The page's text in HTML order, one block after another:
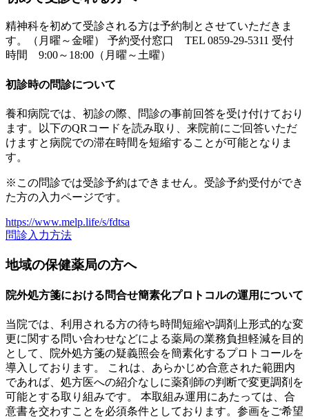
精神科を初めて受診される方は予約制とさせていただきま
す。（月曜～金曜） 予約受付窓口 TEL 0859-29-5311 受付
時間 9:00～18:00（月曜～土曜）
初診時の問診について
養和病院では、初診の際、問診の事前回答を受け付けており
ます。以下のQRコードを読み取り、来院前にご回答いただ
けますと病院での滞在時間を短縮することが可能となりま
す。
※この問診では受診予約はできません。受診予約受付ができ
た方の入力ページです。
https://www.melp.life/s/fdtsa
問診入力方法
地域の保健薬局の方へ
院外処方箋における問合せ簡素化プロトコルの運用について
当院では、利用される方の待ち時間短縮や調剤上形式的な変
更に関する問い合わせなどによる薬局の業務負担軽減を目的
として、院外処方箋の疑義照会を簡素化するプロトコールを
導入しております。 これは、あらかじめ合意された範囲内
であれば、処方医への紹介なしに薬剤師の判断で変更調剤を
可能とする取り組みです。 本取組み運用にあたっては、合
意書を交わすことを必須条件としております。参画をご希望